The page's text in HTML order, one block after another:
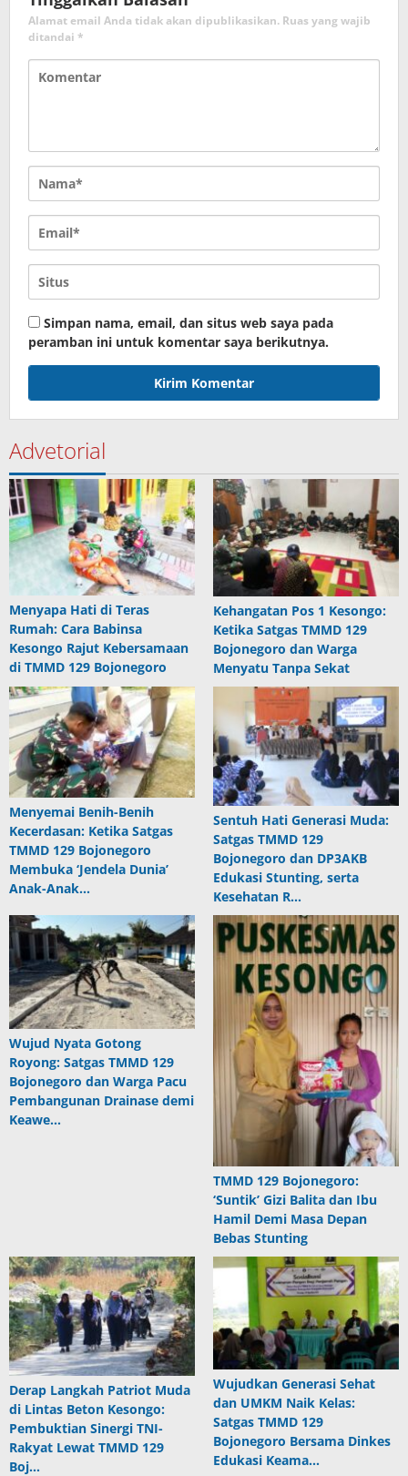
Alamat email Anda tidak akan dipublikasikan. Ruas yang wajib
ditandai *
Simpan nama, email, dan situs web saya pada
peramban ini untuk komentar saya berikutnya.
Advetorial
Menyapa Hati di Teras
Rumah: Cara Babinsa
Kesongo Rajut Kebersamaan
di TMMD 129 Bojonegoro
Kehangatan Pos 1 Kesongo:
Ketika Satgas TMMD 129
Bojonegoro dan Warga
Menyatu Tanpa Sekat
Menyemai Benih-Benih
Kecerdasan: Ketika Satgas
TMMD 129 Bojonegoro
Membuka ‘Jendela Dunia’
Anak-Anak…
Sentuh Hati Generasi Muda:
Satgas TMMD 129
Bojonegoro dan DP3AKB
Edukasi Stunting, serta
Kesehatan R…
Wujud Nyata Gotong
Royong: Satgas TMMD 129
Bojonegoro dan Warga Pacu
Pembangunan Drainase demi
Keawe…
TMMD 129 Bojonegoro:
‘Suntik’ Gizi Balita dan Ibu
Hamil Demi Masa Depan
Bebas Stunting
Derap Langkah Patriot Muda
di Lintas Beton Kesongo:
Pembuktian Sinergi TNI-
Rakyat Lewat TMMD 129
Boj…
Wujudkan Generasi Sehat
dan UMKM Naik Kelas:
Satgas TMMD 129
Bojonegoro Bersama Dinkes
Edukasi Keama…